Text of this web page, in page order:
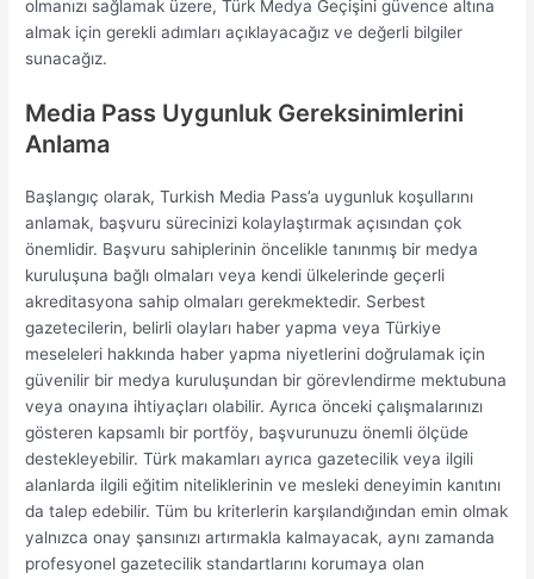
olmanızı sağlamak üzere, Türk Medya Geçişini güvence altına
almak için gerekli adımları açıklayacağız ve değerli bilgiler
sunacağız.
Media Pass Uygunluk Gereksinimlerini
Anlama
Başlangıç ​​olarak, Turkish Media Pass’a uygunluk koşullarını
anlamak, başvuru sürecinizi kolaylaştırmak açısından çok
önemlidir. Başvuru sahiplerinin öncelikle tanınmış bir medya
kuruluşuna bağlı olmaları veya kendi ülkelerinde geçerli
akreditasyona sahip olmaları gerekmektedir. Serbest
gazetecilerin, belirli olayları haber yapma veya Türkiye
meseleleri hakkında haber yapma niyetlerini doğrulamak için
güvenilir bir medya kuruluşundan bir görevlendirme mektubuna
veya onayına ihtiyaçları olabilir. Ayrıca önceki çalışmalarınızı
gösteren kapsamlı bir portföy, başvurunuzu önemli ölçüde
destekleyebilir. Türk makamları ayrıca gazetecilik veya ilgili
alanlarda ilgili eğitim niteliklerinin ve mesleki deneyimin kanıtını
da talep edebilir. Tüm bu kriterlerin karşılandığından emin olmak
yalnızca onay şansınızı artırmakla kalmayacak, aynı zamanda
profesyonel gazetecilik standartlarını korumaya olan